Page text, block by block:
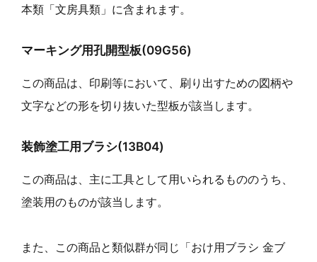
本類「文房具類」に含まれます。
マーキング用孔開型板(09G56)
この商品は、印刷等において、刷り出すための図柄や
文字などの形を切り抜いた型板が該当します。
装飾塗工用ブラシ(13B04)
この商品は、主に工具として用いられるもののうち、
塗装用のものが該当します。
また、この商品と類似群が同じ「おけ用ブラシ 金ブ